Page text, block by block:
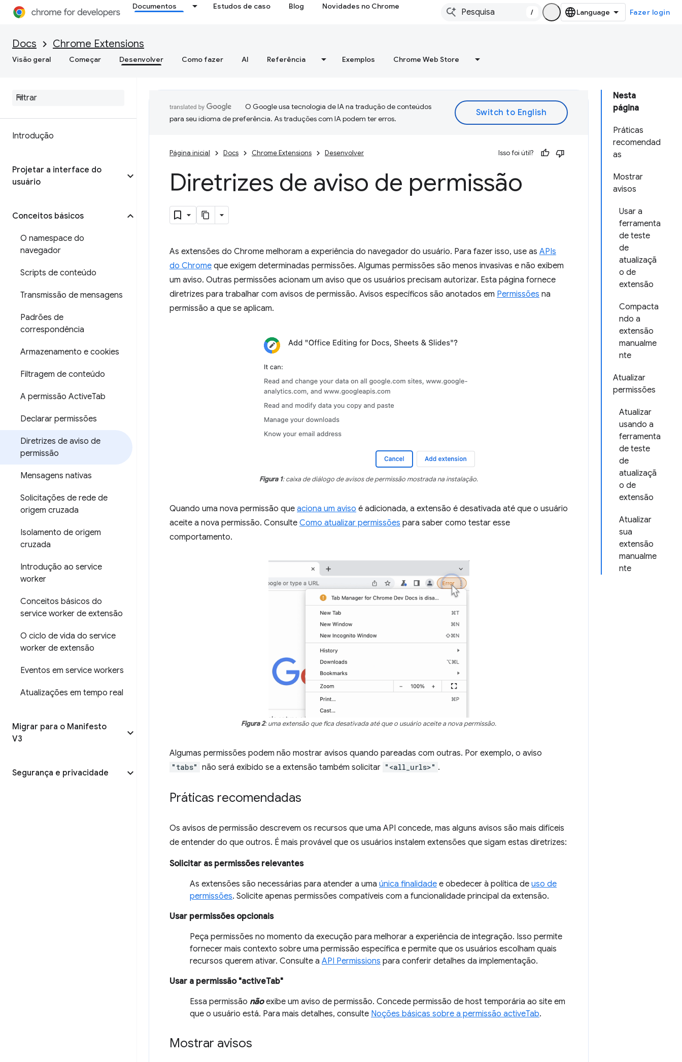
Documentos Estudos de caso Blog Novidades no Chrome
/ Fazer login
Docs Chrome Extensions
Visão geral Começar Desenvolver Como fazer AI Referência Exemplos Chrome Web Store
Introdução
Projetar a interface do
usuário
Conceitos básicos
O namespace do
navegador
Scripts de conteúdo
Transmissão de mensagens
Padrões de
correspondência
Armazenamento e cookies
Filtragem de conteúdo
A permissão ActiveTab
Declarar permissões
Diretrizes de aviso de
permissão
Mensagens nativas
Solicitações de rede de
origem cruzada
Isolamento de origem
cruzada
Introdução ao service
worker
Conceitos básicos do
service worker de extensão
O ciclo de vida do service
worker de extensão
Eventos em service workers
Atualizações em tempo real
Migrar para o Manifesto
V3
Segurança e privacidade
Nesta
página
Práticas
recomendad
as
Mostrar
avisos
Usar a
ferramenta
de teste
de
atualizaçã
o de
extensão
Compacta
ndo a
extensão
manualme
nte
Atualizar
permissões
Atualizar
usando a
ferramenta
de teste
de
atualizaçã
o de
extensão
Atualizar
sua
extensão
manualme
nte
O Google usa tecnologia de IA na tradução de conteúdos
para seu idioma de preferência. As traduções com IA podem ter erros.
Página inicial Docs Chrome Extensions Desenvolver Isso foi útil?
Diretrizes de aviso de permissão
As extensões do Chrome melhoram a experiência do navegador do usuário. Para fazer isso, use as APIs
do Chrome que exigem determinadas permissões. Algumas permissões são menos invasivas e não exibem
um aviso. Outras permissões acionam um aviso que os usuários precisam autorizar. Esta página fornece
diretrizes para trabalhar com avisos de permissão. Avisos específicos são anotados em Permissões na
permissão a que se aplicam.
Figura 1: caixa de diálogo de avisos de permissão mostrada na instalação.
Quando uma nova permissão que aciona um aviso é adicionada, a extensão é desativada até que o usuário
aceite a nova permissão. Consulte Como atualizar permissões para saber como testar esse
comportamento.
Figura 2: uma extensão que fica desativada até que o usuário aceite a nova permissão.
Algumas permissões podem não mostrar avisos quando pareadas com outras. Por exemplo, o aviso
"tabs" não será exibido se a extensão também solicitar "<all_urls>" .
Práticas recomendadas
Os avisos de permissão descrevem os recursos que uma API concede, mas alguns avisos são mais difíceis
de entender do que outros. É mais provável que os usuários instalem extensões que sigam estas diretrizes:
Solicitar as permissões relevantes
As extensões são necessárias para atender a uma única finalidade e obedecer à política de uso de
permissões. Solicite apenas permissões compatíveis com a funcionalidade principal da extensão.
Usar permissões opcionais
Peça permissões no momento da execução para melhorar a experiência de integração. Isso permite
fornecer mais contexto sobre uma permissão específica e permite que os usuários escolham quais
recursos querem ativar. Consulte a API Permissions para conferir detalhes da implementação.
Usar a permissão "activeTab"
Essa permissão nãoexibe um aviso de permissão. Concede permissão de host temporária ao site em
que o usuário está. Para mais detalhes, consulte Noções básicas sobre a permissão activeTab.
Mostrar avisos